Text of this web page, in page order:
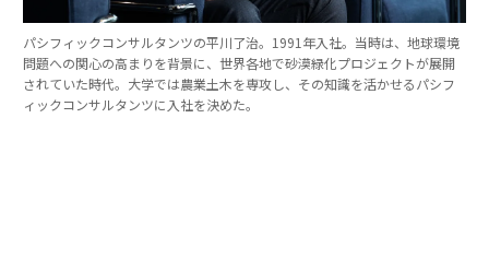
パシフィックコンサルタンツの平川了治。1991年入社。当時は、地球環境
問題への関心の高まりを背景に、世界各地で砂漠緑化プロジェクトが展開
されていた時代。大学では農業土木を専攻し、その知識を活かせるパシフ
ィックコンサルタンツに入社を決めた。